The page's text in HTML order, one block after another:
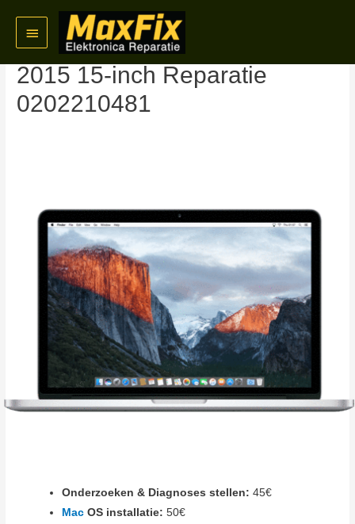
content
Main
Menu
MacBook Pro Retina 2013-
2015 15-inch Reparatie
0202210481
Onderzoeken & Diagnoses stellen: 45€
MacOS installatie: 50€